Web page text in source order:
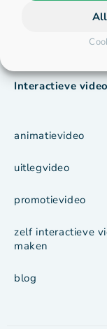
Interactieve
animatievideo
uitlegvideo
promotievideo
zelf interactieve
maken
blog